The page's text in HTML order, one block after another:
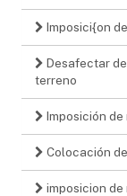
Imposici{on
Desafectar
terreno
Imposición
Colocación
imposicion de